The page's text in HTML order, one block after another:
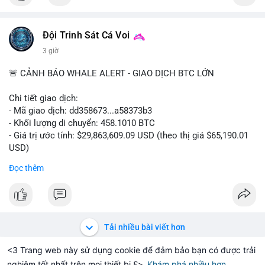
<3 Trang web này sử dụng cookie để đảm bảo bạn có được trải
Đội Trinh Sát Cá Voi
3 giờ
🚨 CẢNH BÁO WHALE ALERT - GIAO DỊCH BTC LỚN
Chi tiết giao dịch:
- Mã giao dịch: dd358673...a58373b3
- Khối lượng di chuyển: 458.1010 BTC
- Giá trị ước tính: $29,863,609.09 USD (theo thị giá $65,190.01
USD)
Khối lượng 458 BTC trị giá gần 30 triệu USD được di chuyển
một tổ chức lớn hoặc cá voi cấp cao. Việc chuyển toàn bộ số
coin này mà không tách nhỏ thành nhiều giao dịch cho thấy
chủ thể không có ý định che giấu dòng tiền, thường là hành vi
chuyển lên sàn giao dịch để chuẩn bị thanh khoản hoặc bán ra.
Đọc thêm
Tải nhiều bài viết hơn